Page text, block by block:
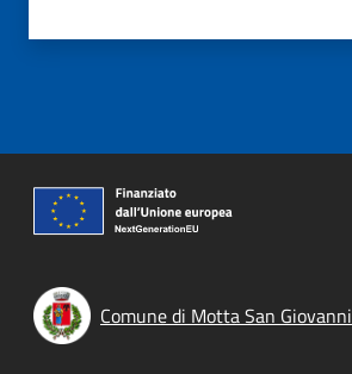
Comune di Motta San Giovanni